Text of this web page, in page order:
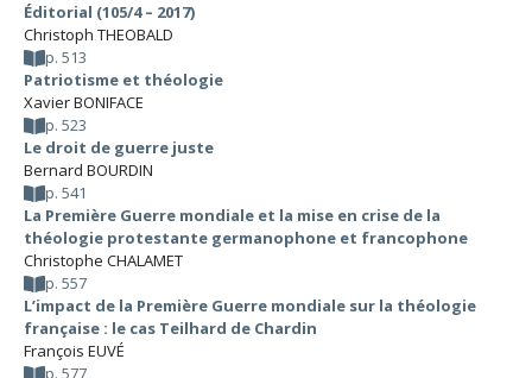
Éditorial (105/4 – 2017)
Christoph THEOBALD
p. 513
Patriotisme et théologie
Xavier BONIFACE
p. 523
Le droit de guerre juste
Bernard BOURDIN
p. 541
La Première Guerre mondiale et la mise en crise de la
théologie protestante germanophone et francophone
Christophe CHALAMET
p. 557
L’impact de la Première Guerre mondiale sur la théologie
française : le cas Teilhard de Chardin
François EUVÉ
p. 577